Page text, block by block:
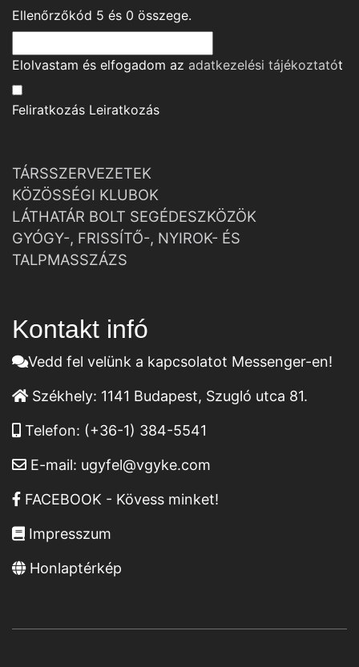
Ellenőrzőkód 5 és 0 összege.
Elolvastam és elfogadom az adatkezelési tájékoztatót
Feliratkozás Leiratkozás
TÁRSSZERVEZETEK
KÖZÖSSÉGI KLUBOK
LÁTHATÁR BOLT SEGÉDESZKÖZÖK
GYÓGY-, FRISSÍTŐ-, NYIROK- ÉS
TALPMASSZÁZS
Kontakt infó
Vedd fel velünk a kapcsolatot Messenger-en!
Székhely: 1141 Budapest, Szugló utca 81.
Telefon: (+36-1) 384-5541
E-mail: ugyfel@vgyke.com
FACEBOOK - Kövess minket!
Impresszum
Honlaptérkép